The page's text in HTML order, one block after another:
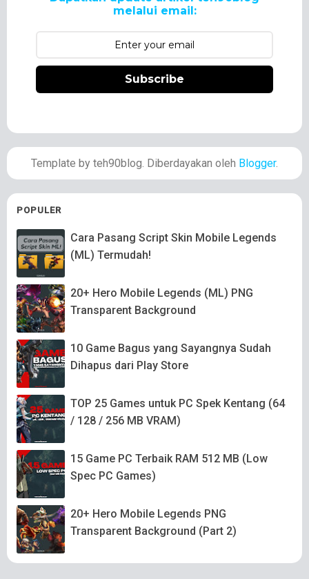
melalui email:
Subscribe
Template by teh90blog. Diberdayakan oleh Blogger.
POPULER
Cara Pasang Script Skin Mobile Legends
(ML) Termudah!
20+ Hero Mobile Legends (ML) PNG
Transparent Background
10 Game Bagus yang Sayangnya Sudah
Dihapus dari Play Store
TOP 25 Games untuk PC Spek Kentang (64
/ 128 / 256 MB VRAM)
15 Game PC Terbaik RAM 512 MB (Low
Spec PC Games)
20+ Hero Mobile Legends PNG
Transparent Background (Part 2)